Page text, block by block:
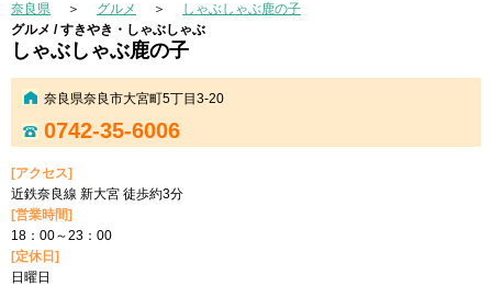
奈良県 ＞ グルメ ＞
しゃぶしゃぶ鹿の子
グルメ / すきやき・しゃぶしゃぶ
しゃぶしゃぶ鹿の子
奈良県奈良市大宮町5丁目3-20
0742-35-6006
[アクセス]
近鉄奈良線 新大宮 徒歩約3分
[営業時間]
18：00～23：00
[定休日]
日曜日